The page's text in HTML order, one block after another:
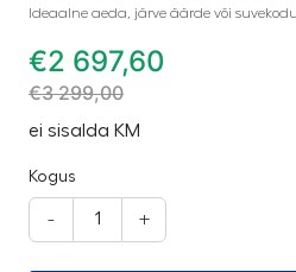
Ideaalne aeda, järve äärde või
€2 697,60
€3 299,00
ei sisalda KM
Kogus
- +